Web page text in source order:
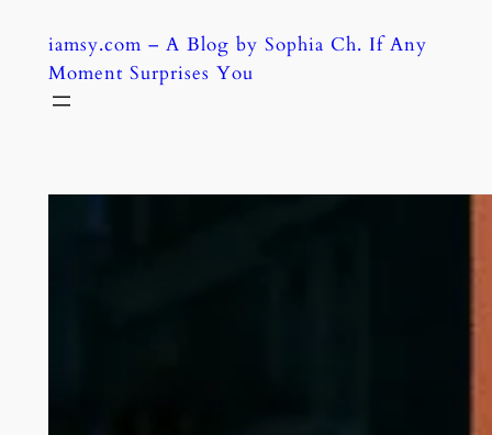
content
iamsy.com – A Blog by Sophia Ch. If Any
Moment Surprises You